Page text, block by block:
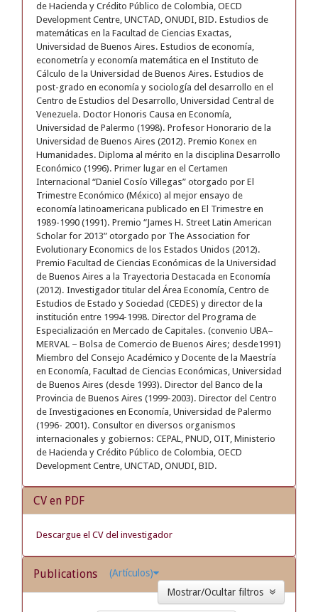
de Hacienda y Crédito Público de Colombia, OECD
Development Centre, UNCTAD, ONUDI, BID. Estudios de
matemáticas en la Facultad de Ciencias Exactas,
Universidad de Buenos Aires. Estudios de economía,
econometría y economía matemática en el Instituto de
Cálculo de la Universidad de Buenos Aires. Estudios de
post-grado en economía y sociología del desarrollo en el
Centro de Estudios del Desarrollo, Universidad Central de
Venezuela. Doctor Honoris Causa en Economía,
Universidad de Palermo (1998). Profesor Honorario de la
Universidad de Buenos Aires (2012). Premio Konex en
Humanidades. Diploma al mérito en la disciplina Desarrollo
Económico (1996). Primer lugar en el Certamen
Internacional “Daniel Cosío Villegas” otorgado por El
Trimestre Económico (México) al mejor ensayo de
economía latinoamericana publicado en El Trimestre en
1989-1990 (1991). Premio “James H. Street Latin American
Scholar for 2013” otorgado por The Association for
Evolutionary Economics de los Estados Unidos (2012).
Premio Facultad de Ciencias Económicas de la Universidad
de Buenos Aires a la Trayectoria Destacada en Economía
(2012). Investigador titular del Área Economía, Centro de
Estudios de Estado y Sociedad (CEDES) y director de la
institución entre 1994-1998. Director del Programa de
Especialización en Mercado de Capitales. (convenio UBA–
MERVAL – Bolsa de Comercio de Buenos Aires; desde1991)
Miembro del Consejo Académico y Docente de la Maestría
en Economía, Facultad de Ciencias Económicas, Universidad
de Buenos Aires (desde 1993). Director del Banco de la
Provincia de Buenos Aires (1999-2003). Director del Centro
de Investigaciones en Economía, Universidad de Palermo
(1996- 2001). Consultor en diversos organismos
internacionales y gobiernos: CEPAL, PNUD, OIT, Ministerio
de Hacienda y Crédito Público de Colombia, OECD
Development Centre, UNCTAD, ONUDI, BID.
CV en PDF
Descargue el CV del investigador
Publications
(Artículos)